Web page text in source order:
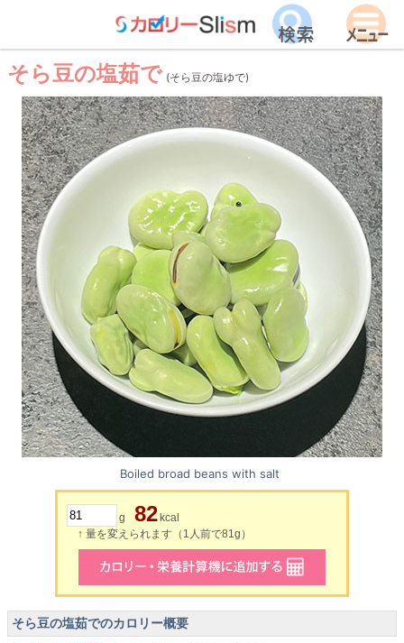
そら豆の塩茹で (そら豆の塩ゆで)
Boiled broad beans with salt
g 82 kcal
↑ 量を変えられます（1人前で81g）
そら豆の塩茹でのカロリー概要